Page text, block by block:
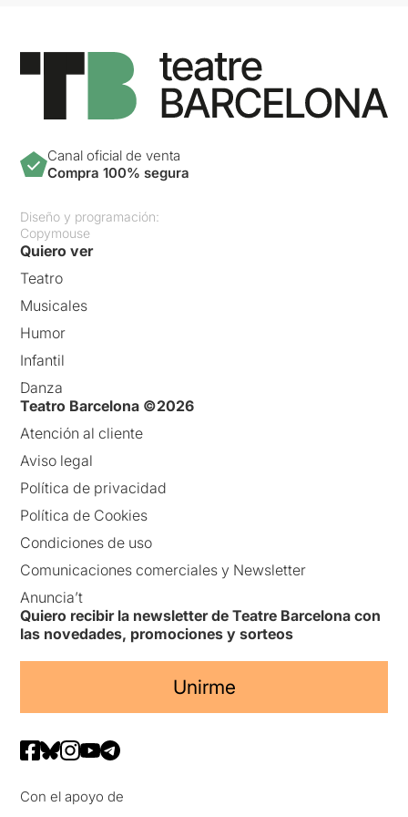
dissabte 20 de juliol. Falla el
que no és pròpiament ni
troballa plàstica ni teatral,
sinó mer pretext narratiu. Al
companys de joc. Els únics
que, per moments, tornaven
Canal oficial de venta
Compra 100% segura
Diseño y programación:
Copymouse
Quiero ver
Teatro
Musicales
Humor
Infantil
Danza
Teatro Barcelona ©2026
Atención al cliente
Aviso legal
Política de privacidad
Política de Cookies
Condiciones de uso
Comunicaciones comerciales y Newsletter
Anuncia’t
Quiero recibir la newsletter de Teatre Barcelona con
las novedades, promociones y sorteos
Unirme
Con el apoyo de